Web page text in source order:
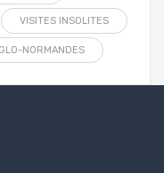
VISITES INSOLITES
NORMANDES